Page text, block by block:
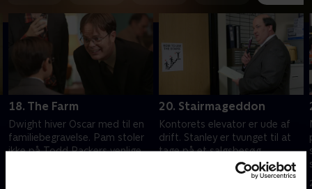
18. The Farm
Dwight hiver Oscar med til en
familiebegravelse. Pam stoler
ikke på Todd Packers venlige
20. Stairmageddon
Kontorets elevator er ude af
drift. Stanley er tvunget til at
tage på et salgsbesøg.
20. september 2022 • 21 min